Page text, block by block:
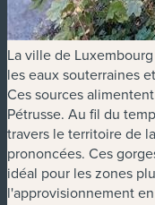
La ville de
les eaux souterraines
Ces sources
Pétrusse. Au fil du
travers le territoire de
prononcées. Ces
idéal pour les zones
l'approvisionnement